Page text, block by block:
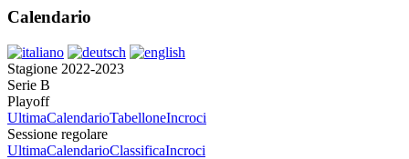
Calendario
Stagione 2022-2023
Serie B
Playoff
UltimaCalendarioTabelloneIncroci
Sessione regolare
UltimaCalendarioClassificaIncroci